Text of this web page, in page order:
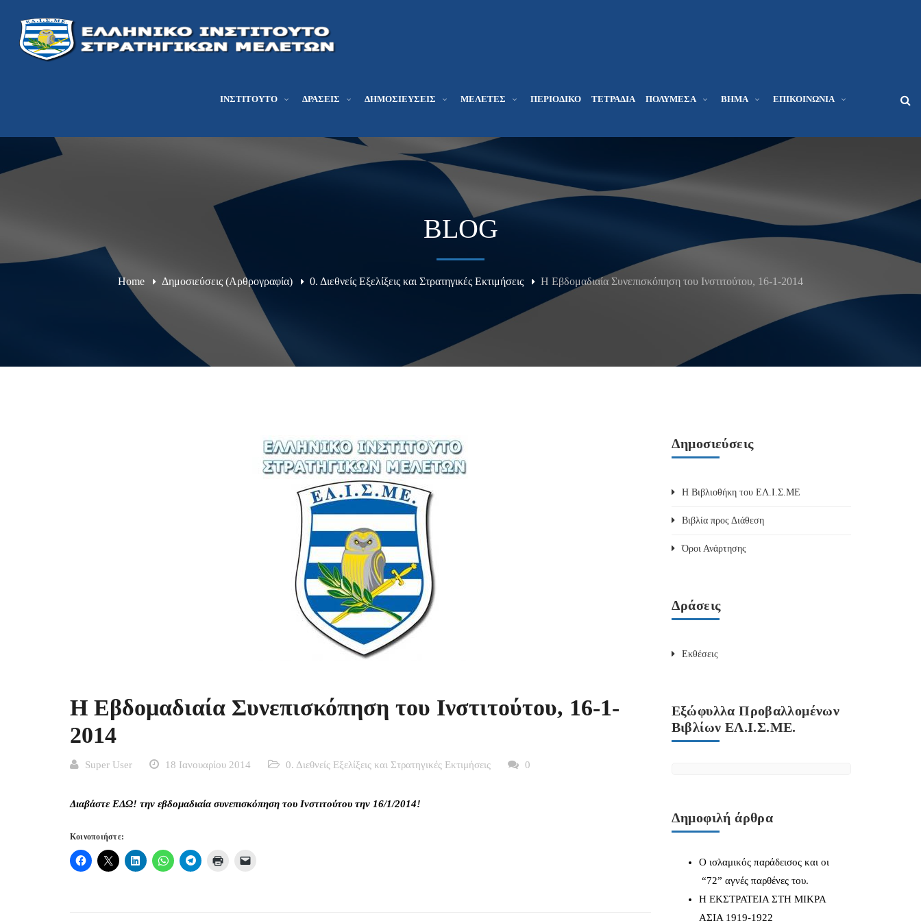
ΙΝΣΤΙΤΟΎΤΟ ΔΡΆΣΕΙΣ ΔΗΜΟΣΙΕΎΣΕΙΣ ΜΕΛΕΤΕΣ ΠΕΡΙΟΔΙΚΌ ΤΕΤΡΆΔΙΑ ΠΟΛΥΜΈΣΑ ΒΉΜΑ ΕΠΙΚΟΙΝΩΝΊΑ
BLOG
Home Δημοσιεύσεις (Αρθρογραφία) 0. Διεθνείς Εξελίξεις και Στρατηγικές Εκτιμήσεις Η Εβδομαδιαία Συνεπισκόπηση του Ινστιτούτου, 16-1-2014
Η Εβδομαδιαία Συνεπισκόπηση του Ινστιτούτου, 16-1-
2014
Super User 18 Ιανουαρίου 2014 0. Διεθνείς Εξελίξεις και Στρατηγικές Εκτιμήσεις 0
Διαβάστε ΕΔΩ! την εβδομαδιαία συνεπισκόπηση του Ινστιτούτου την 16/1/2014!
Κοινοποιήστε:
Δημοσιεύσεις
Η Βιβλιοθήκη του ΕΛ.Ι.Σ.ΜΕ
Βιβλία προς Διάθεση
Όροι Ανάρτησης
Δράσεις
Εκθέσεις
Εξώφυλλα Προβαλλομένων
Βιβλίων ΕΛ.Ι.Σ.ΜΕ.
Δημοφιλή άρθρα
Ο ισλαμικός παράδεισος και οι
“72” αγνές παρθένες του.
Η ΕΚΣΤΡΑΤΕΙΑ ΣΤΗ ΜΙΚΡΑ
ΑΣΙΑ 1919-1922